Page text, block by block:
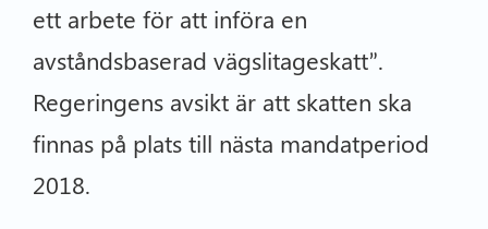
ett arbete för att införa en
avståndsbaserad vägslitageskatt”.
Regeringens avsikt är att skatten ska
finnas på plats till nästa mandatperiod
2018.